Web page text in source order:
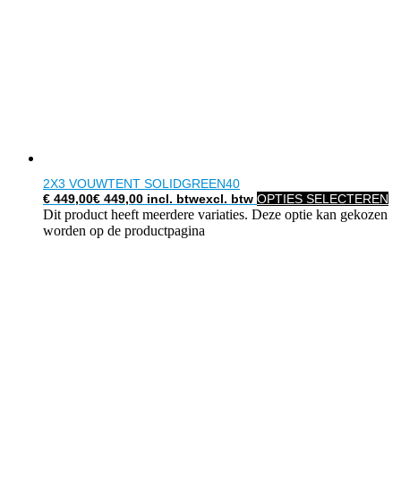
2X3 VOUWTENT SOLIDGREEN40
€ 449,00€ 449,00 incl. btwexcl. btw OPTIES SELECTEREN
Dit product heeft meerdere variaties. Deze optie kan gekozen
worden op de productpagina